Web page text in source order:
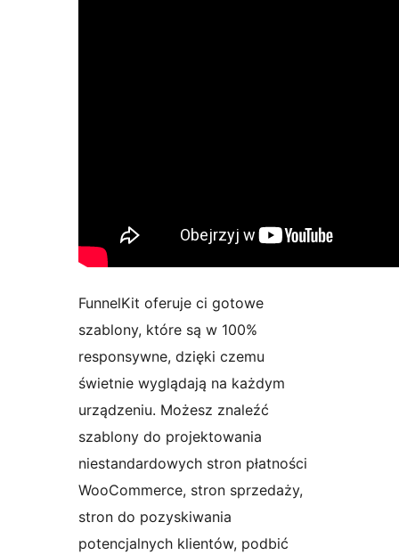
FunnelKit oferuje ci gotowe
szablony, które są w 100%
responsywne, dzięki czemu
świetnie wyglądają na każdym
urządzeniu. Możesz znaleźć
szablony do projektowania
niestandardowych stron płatności
WooCommerce, stron sprzedaży,
stron do pozyskiwania
potencjalnych klientów, podbić